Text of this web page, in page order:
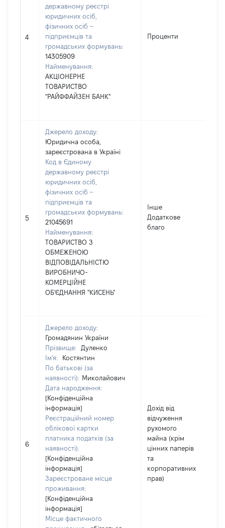
4
державному реєстрі
юридичних осіб,
фізичних осіб –
підприємців та
громадських формувань:
14305909
Найменування:
АКЦІОНЕРНЕ
ТОВАРИСТВО
"РАЙФФАЙЗЕН БАНК"
Проценти
5
Джерело доходу:
Юридична особа,
зареєстрована в Україні
Код в Єдиному
державному реєстрі
юридичних осіб,
фізичних осіб –
підприємців та
громадських формувань:
21045691
Найменування:
ТОВАРИСТВО З
ОБМЕЖЕНОЮ
ВІДПОВІДАЛЬНІСТЮ
ВИРОБНИЧО-
КОМЕРЦІЙНЕ
ОБ'ЄДНАННЯ "КИСЕНЬ"
Інше
Додаткове
благо
6
Джерело доходу:
Громадянин України
Прізвище:
Дуленко
Ім'я:
Костянтин
По батькові (за
наявності): Миколайович
Дата народження:
[Конфіденційна
інформація]
Реєстраційний номер
облікової картки
платника податків (за
наявності):
[Конфіденційна
інформація]
Зареєстроване місце
проживання:
[Конфіденційна
інформація]
Місце фактичного
Дохід від
відчуження
рухомого
майна (крім
цінних паперів
та
корпоративних
прав)